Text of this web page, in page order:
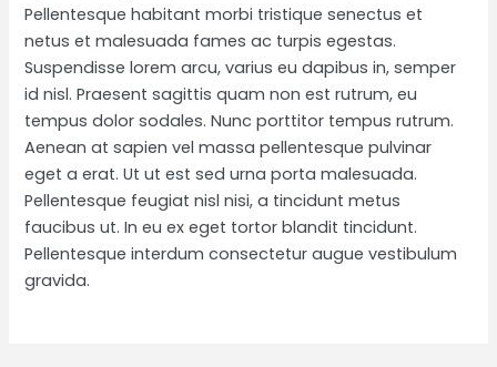
Pellentesque habitant morbi tristique senectus et
netus et malesuada fames ac turpis egestas.
Suspendisse lorem arcu, varius eu dapibus in, semper
id nisl. Praesent sagittis quam non est rutrum, eu
tempus dolor sodales. Nunc porttitor tempus rutrum.
Aenean at sapien vel massa pellentesque pulvinar
eget a erat. Ut ut est sed urna porta malesuada.
Pellentesque feugiat nisl nisi, a tincidunt metus
faucibus ut. In eu ex eget tortor blandit tincidunt.
Pellentesque interdum consectetur augue vestibulum
gravida.